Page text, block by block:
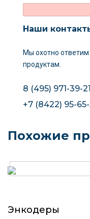
Наши
Мы охотно
продуктам.
8 (495) 971-39-21
+7 (8422) 95-
Похожие
Энкодеры